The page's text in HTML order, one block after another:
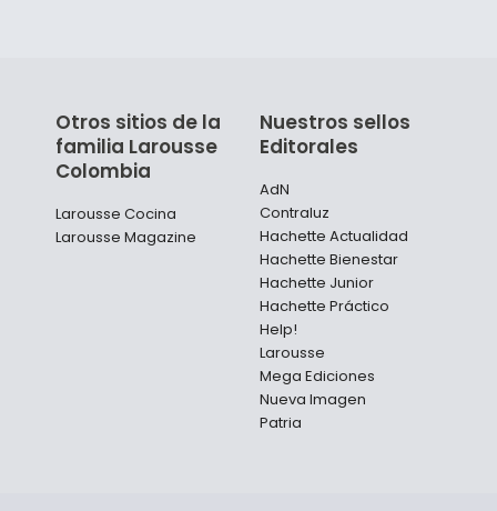
Otros sitios de la
familia Larousse
Colombia
Larousse Cocina
Larousse Magazine
Nuestros sellos
Editorales
AdN
Contraluz
Hachette Actualidad
Hachette Bienestar
Hachette Junior
Hachette Práctico
Help!
Larousse
Mega Ediciones
Nueva Imagen
Patria